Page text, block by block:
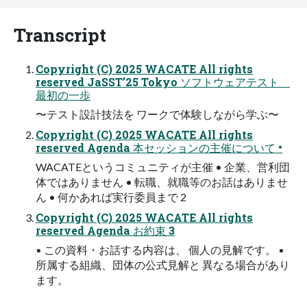
Transcript
Copyright (C) 2025 WACATE All rights
reserved JaSST’25 Tokyo ソフトウェアテスト
最初の一歩
〜テスト設計技法を ワークで体験しながら学ぶ〜
Copyright (C) 2025 WACATE All rights
reserved Agenda 本セッションの主催について •
WACATEというコミュニティが主催 • 企業、営利団
体ではありません • 転職、就職等のお話はありませ
ん • 何かあれば実行委員まで 2
Copyright (C) 2025 WACATE All rights
reserved Agenda お約束 3
▪ この資料・お話する内容は、 個人の見解です。 ▪
所属する組織、団体の公式見解と 異なる場合があり
ます。